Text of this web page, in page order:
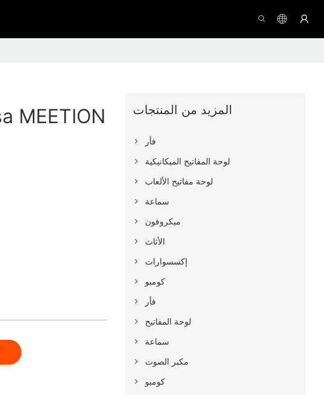
المزيد من المنتجات
فأر
لوحة المفاتيح الميكانيكية
لوحة مفاتيح الألعاب
سماعة
ميكروفون
الأثاث
إكسسوارات
كومبو
فأر
لوحة المفاتيح
سماعة
مكبر الصوت
كومبو